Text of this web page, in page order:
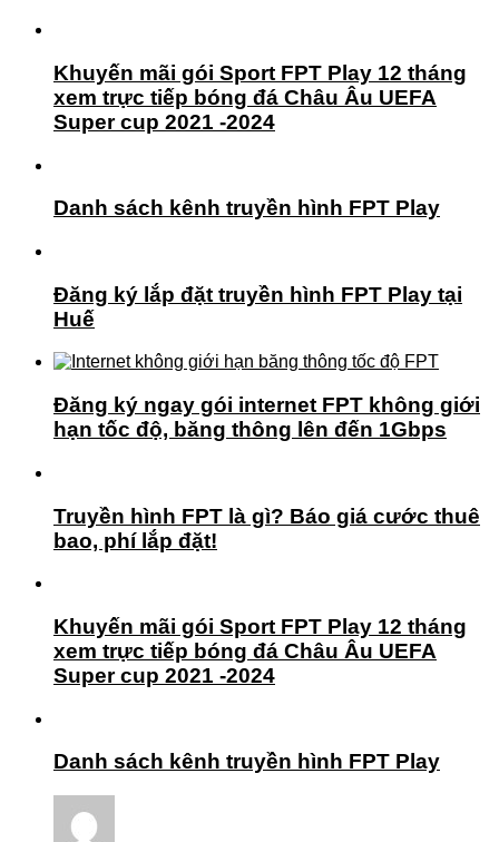
Khuyến mãi gói Sport FPT Play 12 tháng
xem trực tiếp bóng đá Châu Âu UEFA
Super cup 2021 -2024
Danh sách kênh truyền hình FPT Play
Đăng ký lắp đặt truyền hình FPT Play tại
Huế
Đăng ký ngay gói internet FPT không giới
hạn tốc độ, băng thông lên đến 1Gbps
Truyền hình FPT là gì? Báo giá cước thuê
bao, phí lắp đặt!
Khuyến mãi gói Sport FPT Play 12 tháng
xem trực tiếp bóng đá Châu Âu UEFA
Super cup 2021 -2024
Danh sách kênh truyền hình FPT Play